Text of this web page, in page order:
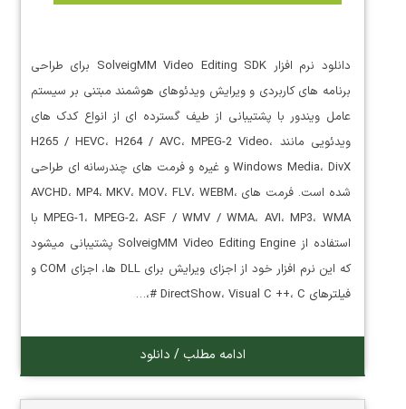
دانلود نرم افزار SolveigMM Video Editing SDK برای طراحی
برنامه های کاربردی و ویرایش ویدئوهای هوشمند مبتنی بر سیستم
عامل ویندور با پشتیبانی از طیف گسترده ای از انواع کدک های
ویدئویی مانند H265 / HEVC، H264 / AVC، MPEG-2 Video،
Windows Media، DivX و غیره و فرمت های چندرسانه ای طراحی
شده است. فرمت های AVCHD، MP4، MKV، MOV، FLV، WEBM،
MPEG-1، MPEG-2، ASF / WMV / WMA، AVI، MP3، WMA با
استفاده از SolveigMM Video Editing Engine پشتیبانی میشود
که این نرم افزار خود از اجزای ویرایش برای DLL ها، اجزای COM و
فیلترهای DirectShow، Visual C ++، C #،…
ادامه مطلب / دانلود